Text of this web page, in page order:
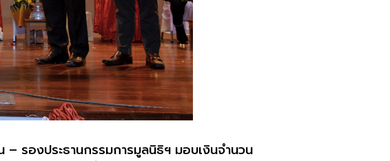
องประธานกรรมการมูลนิธิฯ มอบเงินจำนวน